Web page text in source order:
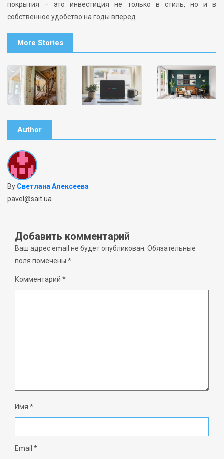
покрытия – это инвестиция не только в стиль, но и в
собственное удобство на годы вперед.
More Stories
Author
By Светлана Алексеева
pavel@sait.ua
Добавить комментарий
Ваш адрес email не будет опубликован. Обязательные
поля помечены *
Комментарий *
Имя *
Email *